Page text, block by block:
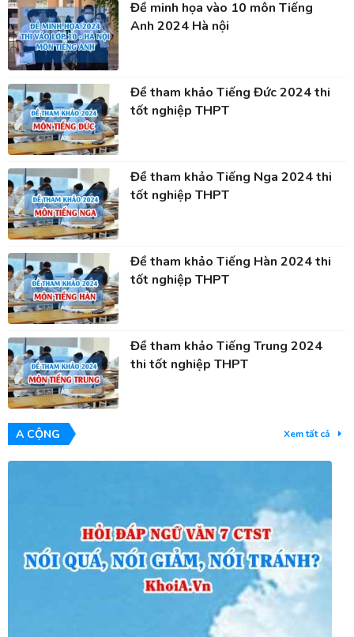
Đề minh họa vào 10 môn Tiếng
Anh 2024 Hà nội
Đề tham khảo Tiếng Đức 2024 thi
tốt nghiệp THPT
Đề tham khảo Tiếng Nga 2024 thi
tốt nghiệp THPT
Đề tham khảo Tiếng Hàn 2024 thi
tốt nghiệp THPT
Đề tham khảo Tiếng Trung 2024
thi tốt nghiệp THPT
A CỘNG Xem tất cả